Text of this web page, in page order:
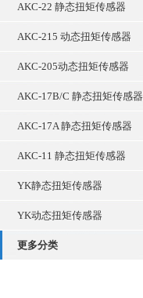
AKC-22 静态扭矩传感器
AKC-215 动态扭矩传感器
AKC-205动态扭矩传感器
AKC-17B/C 静态扭矩传感器
AKC-17A 静态扭矩传感器
AKC-11 静态扭矩传感器
YK静态扭矩传感器
YK动态扭矩传感器
更多分类